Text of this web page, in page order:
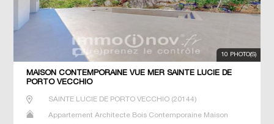
10 PHOTO(S)
MAISON CONTEMPORAINE VUE MER SAINTE LUCIE DE
PORTO VECCHIO
SAINTE LUCIE DE PORTO VECCHIO(20144)
Appartement Architecte Bois Contemporaine Maison